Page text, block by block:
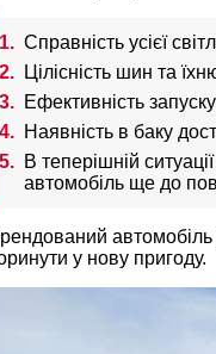
Справність усієї
Цілісність шин та
Ефективність
Наявність в баку
В теперішній
автомобіль ще до
у нову пригоду.